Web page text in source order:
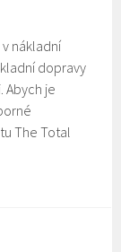
nákladní
dopravy
Abych je
The Total